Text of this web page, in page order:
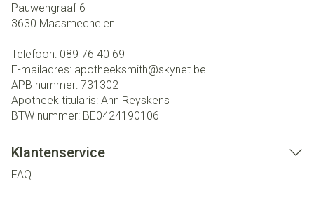
Pauwengraaf 6
3630 Maasmechelen
Telefoon: 089 76 40 69
E-mailadres: apotheeksmith@skynet.be
APB nummer: 731302
Apotheek titularis: Ann Reyskens
BTW nummer: BE0424190106
Klantenservice
FAQ